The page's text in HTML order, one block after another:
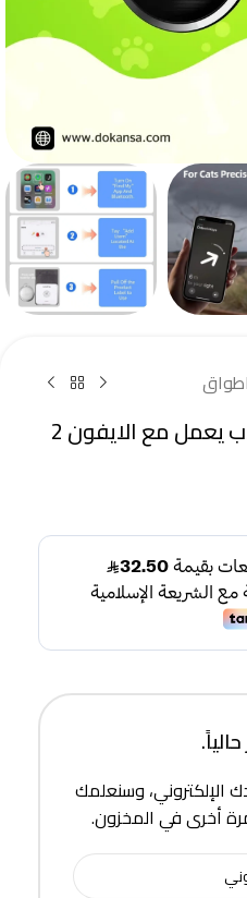
اطواق
جهاز تتبع للقطط والكلاب يعمل مع الايفون 2
الإلكتروني، وسنعلمك
أخرى في المخزون.